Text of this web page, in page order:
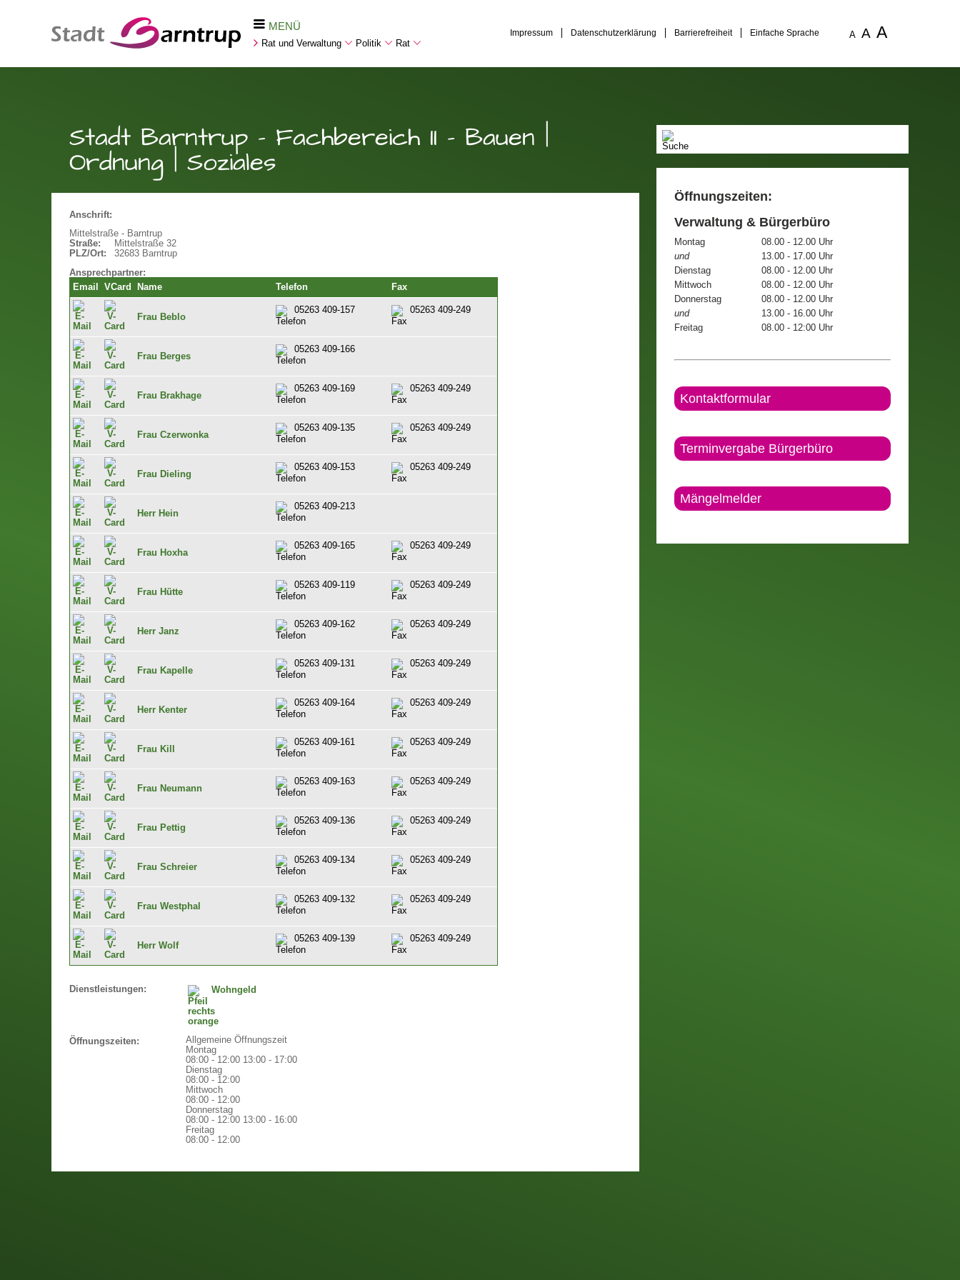
MENÜ
Rat und Verwaltung Politik Rat
Impressum Datenschutzerklärung Barrierefreiheit Einfache Sprache A A A
Stadt Barntrup - Fachbereich II - Bauen |
Ordnung | Soziales
Anschrift:
Mittelstraße - Barntrup
Straße:
Mittelstraße 32
PLZ/Ort:
32683 Barntrup
Ansprechpartner:
Email
VCard Name Telefon Fax
Frau Beblo
05263 409-157 05263 409-249
Frau Berges
05263 409-166
Frau Brakhage
05263 409-169 05263 409-249
Frau Czerwonka
05263 409-135 05263 409-249
Frau Dieling
05263 409-153 05263 409-249
Herr Hein
05263 409-213
Frau Hoxha
05263 409-165 05263 409-249
Frau Hütte
05263 409-119 05263 409-249
Herr Janz
05263 409-162 05263 409-249
Frau Kapelle
05263 409-131 05263 409-249
Herr Kenter
05263 409-164 05263 409-249
Frau Kill
05263 409-161 05263 409-249
Frau Neumann
05263 409-163 05263 409-249
Frau Pettig
05263 409-136 05263 409-249
Frau Schreier
05263 409-134 05263 409-249
Frau Westphal
05263 409-132 05263 409-249
Herr Wolf
05263 409-139 05263 409-249
Dienstleistungen: Wohngeld
Öffnungszeiten:
Allgemeine Öffnungszeit
Montag
08:00 - 12:00 13:00 - 17:00
Dienstag
08:00 - 12:00
Mittwoch
08:00 - 12:00
Donnerstag
08:00 - 12:00 13:00 - 16:00
Freitag
08:00 - 12:00
Öffnungszeiten:
Verwaltung & Bürgerbüro
Montag
08.00 - 12.00 Uhr
und
13.00 - 17.00 Uhr
Dienstag
08.00 - 12.00 Uhr
Mittwoch
08.00 - 12.00 Uhr
Donnerstag
08.00 - 12.00 Uhr
und
13.00 - 16.00 Uhr
Freitag
08.00 - 12:00 Uhr
Kontaktformular
Terminvergabe Bürgerbüro
Mängelmelder